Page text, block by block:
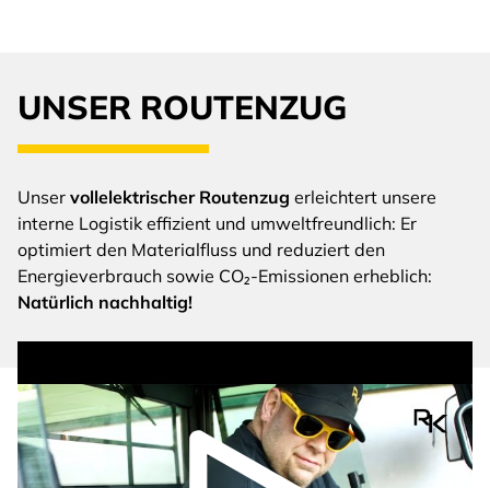
UNSER ROUTENZUG
Unser vollelektrischer Routenzug erleichtert unsere
interne Logistik effizient und umweltfreundlich: Er
optimiert den Materialfluss und reduziert den
Energieverbrauch sowie CO₂-Emissionen erheblich:
Natürlich nachhaltig!